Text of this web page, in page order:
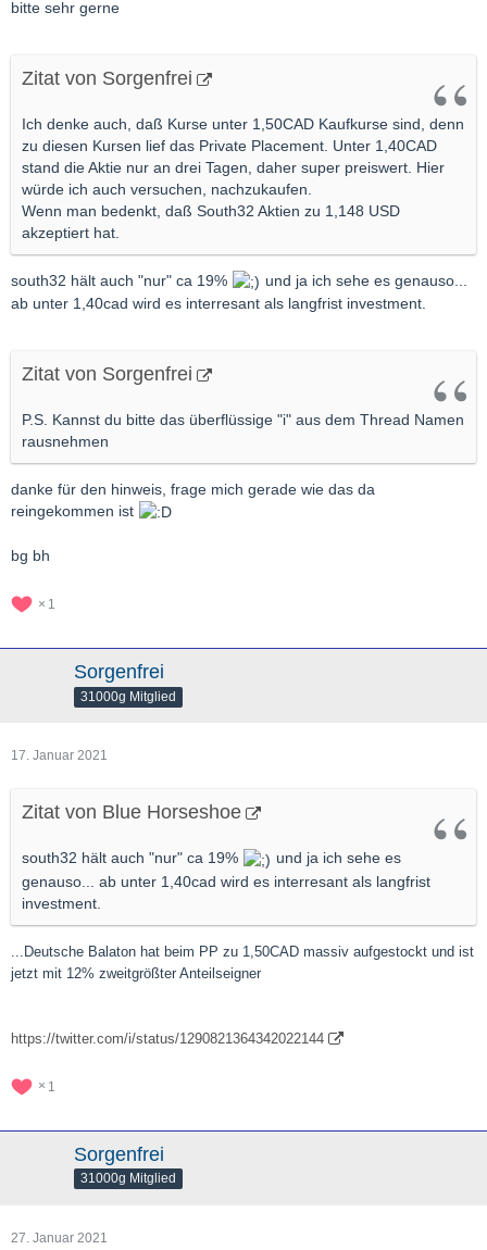
bitte sehr gerne
Zitat von Sorgenfrei
Ich denke auch, daß Kurse unter 1,50CAD Kaufkurse sind, denn
zu diesen Kursen lief das Private Placement. Unter 1,40CAD
stand die Aktie nur an drei Tagen, daher super preiswert. Hier
würde ich auch versuchen, nachzukaufen.
Wenn man bedenkt, daß South32 Aktien zu 1,148 USD
akzeptiert hat.
south32 hält auch "nur" ca 19%
und ja ich sehe es genauso...
ab unter 1,40cad wird es interresant als langfrist investment.
Zitat von Sorgenfrei
P.S. Kannst du bitte das überflüssige "i" aus dem Thread Namen
rausnehmen
danke für den hinweis, frage mich gerade wie das da
reingekommen ist
bg bh
1
Sorgenfrei
31000g Mitglied
17. Januar 2021
Zitat von Blue Horseshoe
south32 hält auch "nur" ca 19%
und ja ich sehe es
genauso... ab unter 1,40cad wird es interresant als langfrist
investment.
...Deutsche Balaton hat beim PP zu 1,50CAD massiv aufgestockt und ist
jetzt mit 12% zweitgrößter Anteilseigner
https://twitter.com/i/status/1290821364342022144
1
Sorgenfrei
31000g Mitglied
27. Januar 2021